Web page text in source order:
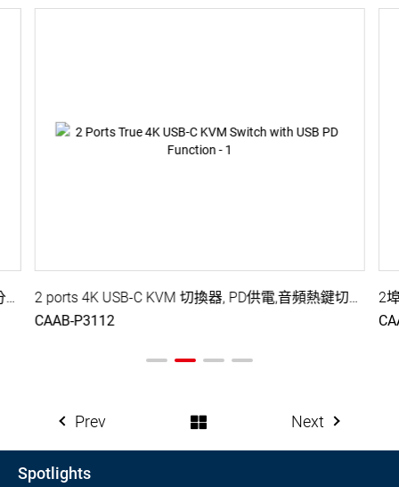
2 Ports Type C KVM切換器, DP 輸出, USB C 頻寬分配, USB Audio設置, 5 Gbps USB 3.2周邊分享
2 ports 4K USB-C KVM 切換器, PD供電,音頻熱鍵切換, 影音與USB帶寬分配調整
CAAB-P3112
Prev Next
Spotlights